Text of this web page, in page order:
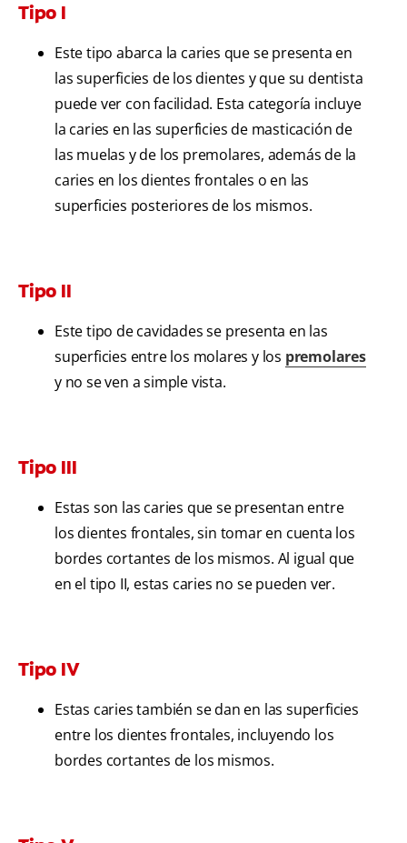
Tipo I
Este tipo abarca la caries que se presenta en
las superficies de los dientes y que su dentista
puede ver con facilidad. Esta categoría incluye
la caries en las superficies de masticación de
las muelas y de los premolares, además de la
caries en los dientes frontales o en las
superficies posteriores de los mismos.
Tipo II
Este tipo de cavidades se presenta en las
superficies entre los molares y los premolares
y no se ven a simple vista.
Tipo III
Estas son las caries que se presentan entre
los dientes frontales, sin tomar en cuenta los
bordes cortantes de los mismos. Al igual que
en el tipo II, estas caries no se pueden ver.
Tipo IV
Estas caries también se dan en las superficies
entre los dientes frontales, incluyendo los
bordes cortantes de los mismos.